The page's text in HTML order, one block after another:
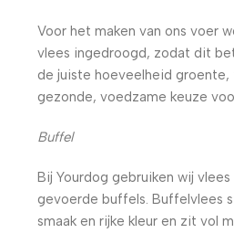
Voor het maken van ons voer
vlees ingedroogd, zodat dit
de juiste hoeveelheid groente,
gezonde, voedzame keuze
Buffel
Bij Yourdog gebruiken wij
gevoerde buffels. Buffelvlees
smaak en rijke kleur en zit vol